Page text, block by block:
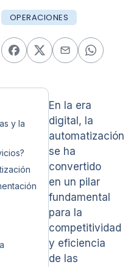
OPERACIONES
y la
En la era
digital, la
automatización
se ha
convertido
en un pilar
fundamental
para la
competitividad
y eficiencia
de las